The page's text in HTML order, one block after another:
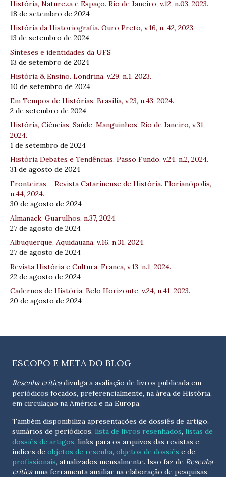
História, Natureza e Espaço. Rio de Janeiro, v.12, n.03, 2023.
18 de setembro de 2024
História da Historiografia. Ouro Preto, v.16, n. 42, 2023.
13 de setembro de 2024
Sínteses e identidades da UFS
13 de setembro de 2024
História & Ensino. Londrina, v.29, n.1, 2023.
10 de setembro de 2024
Em Tempos de Histórias. Brasília, v.23, n.43, 2024.
2 de setembro de 2024
História, Ciências, Saúde-Manguinhos. Rio de Janeiro, v.31,
2024.
1 de setembro de 2024
História Debates e Tendências. Passo Fundo, v.24, n.2, 2024.
31 de agosto de 2024
Fronteiras – Revista Catarinense de História. Florianópolis,
n.44, 2024.
30 de agosto de 2024
Almanack. Guarulhos, n.37, 2024.
27 de agosto de 2024
Albuquerque. Aquidauana, v.16, n.31, 2024.
27 de agosto de 2024
Revista História e Cultura. Franca, v.13, n.1, 2024.
22 de agosto de 2024
Cadernos de História. Belo Horizonte, v.24, n.41, 2023.
20 de agosto de 2024
ESCOPO E META DO BLOG
Resenha críticadivulga a avaliação de livros publicada em
periódicos focados, preferencialmente, na área de História,
em circulação na América e na Europa.
Também disponibiliza apresentações de dossiês de artigo,
sumários de periódicos, lista de livros resenhados, listas de
dossiês de artigos, links para os arquivos das revistas e
índices de objetos de resenha, objetos de dossiês e de
profissionais, atualizados mensalmente. Isso faz de Resenha
críticauma ferramenta auxiliar na elaboração de pesquisas